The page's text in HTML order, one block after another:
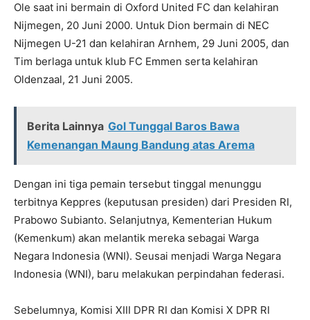
Ole saat ini bermain di Oxford United FC dan kelahiran
Nijmegen, 20 Juni 2000. Untuk Dion bermain di NEC
Nijmegen U-21 dan kelahiran Arnhem, 29 Juni 2005, dan
Tim berlaga untuk klub FC Emmen serta kelahiran
Oldenzaal, 21 Juni 2005.
Berita Lainnya Gol Tunggal Baros Bawa
Kemenangan Maung Bandung atas Arema
Dengan ini tiga pemain tersebut tinggal menunggu
terbitnya Keppres (keputusan presiden) dari Presiden RI,
Prabowo Subianto. Selanjutnya, Kementerian Hukum
(Kemenkum) akan melantik mereka sebagai Warga
Negara Indonesia (WNI). Seusai menjadi Warga Negara
Indonesia (WNI), baru melakukan perpindahan federasi.
Sebelumnya, Komisi XIII DPR RI dan Komisi X DPR RI